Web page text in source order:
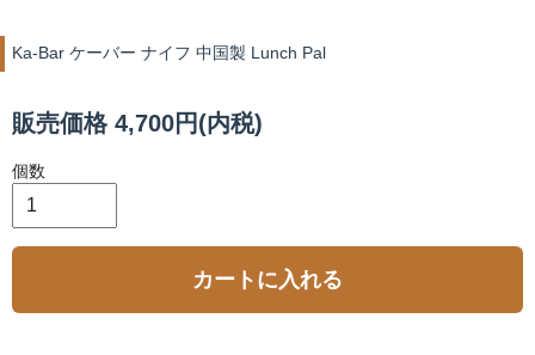
Ka-Bar ケーバー ナイフ 中国製 Lunch Pal
販売価格 4,700円(内税)
個数
カートに入れる